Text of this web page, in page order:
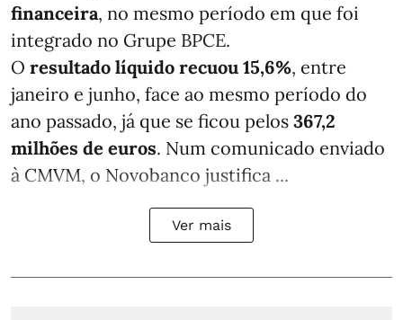
financeira, no mesmo período em que foi
integrado no Grupe BPCE.
O resultado líquido recuou 15,6%, entre
janeiro e junho, face ao mesmo período do
ano passado, já que se ficou pelos 367,2
milhões de euros. Num comunicado enviado
à CMVM, o Novobanco justifica ...
Ver mais